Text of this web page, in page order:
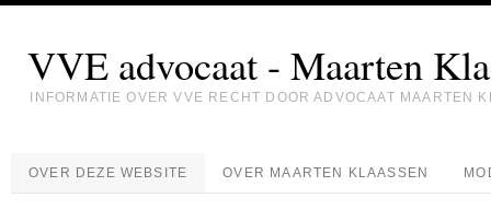
VVE advocaat - Maarten
INFORMATIE OVER VVE RECHT DOOR ADVOCAAT MAARTEN
OVER DEZE WEBSITE OVER MAARTEN KLAASSEN